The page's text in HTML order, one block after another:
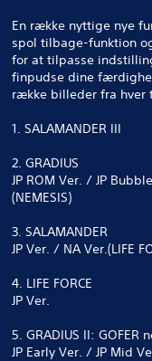
En række nyttige nye
spol tilbage-funktion
for at tilpasse
finpudse dine
række billeder fra hver
1. SALAMANDER III
2. GRADIUS
JP ROM Ver. / JP
(NEMESIS)
3. SALAMANDER
JP Ver. / NA Ver.(LIFE
4. LIFE FORCE
JP Ver.
5. GRADIUS II: GOFER
JP Early Ver. / JP Mid